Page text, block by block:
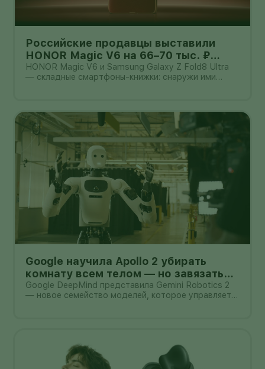
Российские продавцы выставили
HONOR Magic V6 на 66–70 тыс. ₽
дешевле Galaxy Z Fold8 Ultra — но
гарантия другая
HONOR Magic V6 и Samsung Galaxy Z Fold8 Ultra
— складные смартфоны-книжки: снаружи ими
Google научила Apollo 2 убирать
комнату всем телом — но завязать
пакет он умеет лишь в 44% попыток
Google DeepMind представила Gemini Robotics 2
— новое семейство моделей, которое управляет